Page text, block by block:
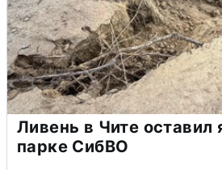
Ливень в Чите оставил
парке СибВО